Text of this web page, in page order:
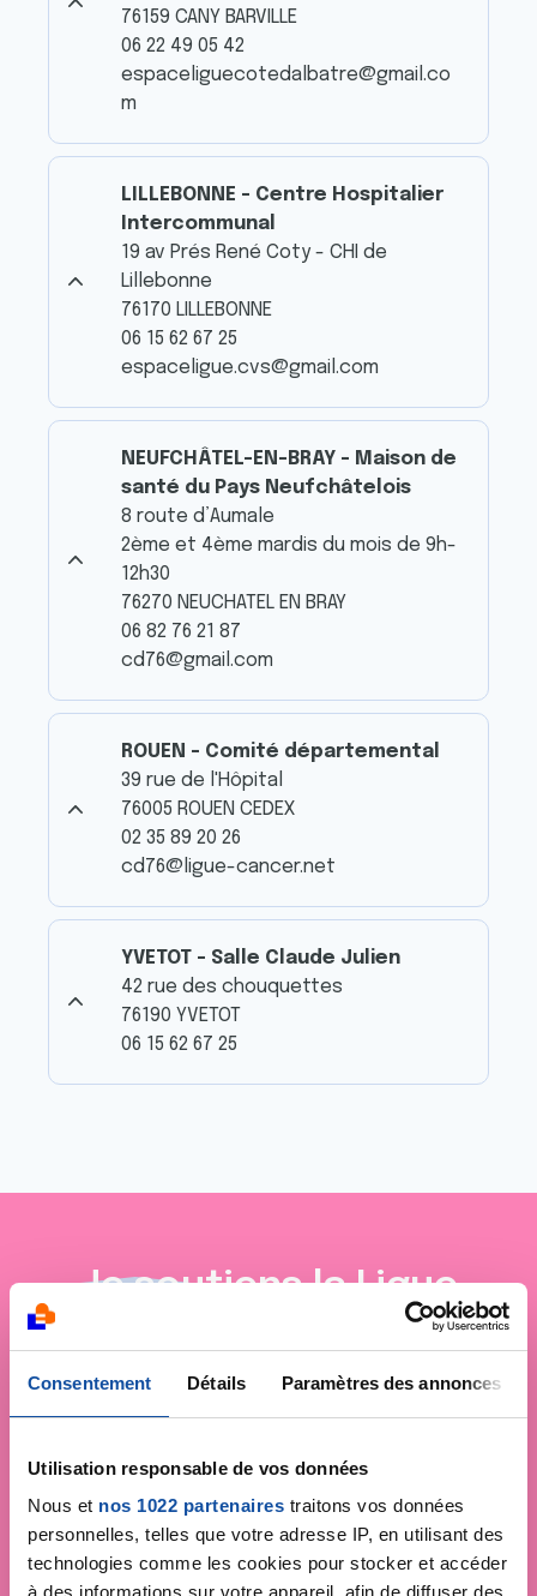
Consentement Détails Paramètres des annonces
Utilisation responsable de vos données
Nous et nos 1022 partenaires traitons vos données
personnelles, telles que votre adresse IP, en utilisant des
technologies comme les cookies pour stocker et accéder
à des informations sur votre appareil, afin de diffuser des
76159 CANY BARVILLE
06 22 49 05 42
espaceliguecotedalbatre@gmail.co
m
LILLEBONNE - Centre Hospitalier
Intercommunal
19 av Prés René Coty - CHI de
Lillebonne
76170 LILLEBONNE
06 15 62 67 25
espaceligue.cvs@gmail.com
NEUFCHÂTEL-EN-BRAY - Maison de
santé du Pays Neufchâtelois
8 route d’Aumale
2ème et 4ème mardis du mois de 9h-
12h30
76270 NEUCHATEL EN BRAY
06 82 76 21 87
cd76@gmail.com
ROUEN - Comité départemental
39 rue de l'Hôpital
76005 ROUEN CEDEX
02 35 89 20 26
cd76@ligue-cancer.net
YVETOT - Salle Claude Julien
42 rue des chouquettes
76190 YVETOT
06 15 62 67 25
Je soutiensla Ligue
contre le cancer